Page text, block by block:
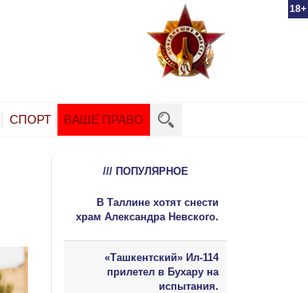
18+
СПОРТ ВАШЕ ПРАВО
/// ПОПУЛЯРНОЕ
В Таллине хотят снести
храм Александра Невского.
«Ташкентский» Ил-114
прилетел в Бухару на
испытания.